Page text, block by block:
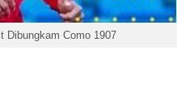
Dibungkam Como 1907